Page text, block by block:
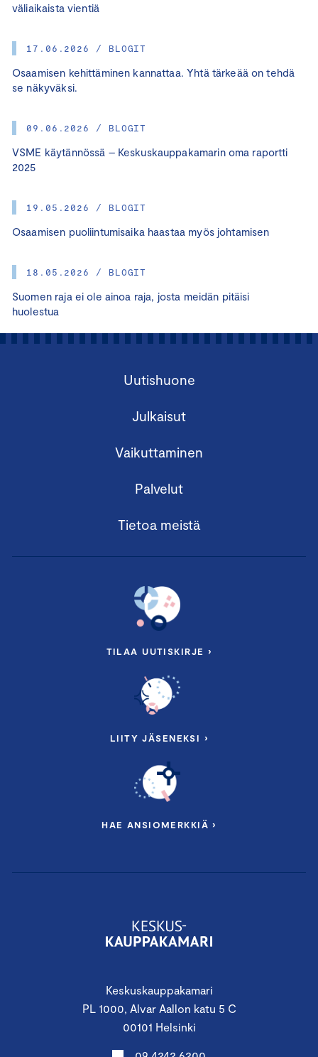
väliaikaista vientiä
17.06.2026 / BLOGIT
Osaamisen kehittäminen kannattaa. Yhtä tärkeää on tehdä
se näkyväksi.
09.06.2026 / BLOGIT
VSME käytännössä – Keskuskauppakamarin oma raportti
2025
19.05.2026 / BLOGIT
Osaamisen puoliintumisaika haastaa myös johtamisen
18.05.2026 / BLOGIT
Suomen raja ei ole ainoa raja, josta meidän pitäisi
huolestua
Keskuskauppakamari
PL 1000, Alvar Aallon katu 5 C
00101 Helsinki
Uutishuone
Julkaisut
Vaikuttaminen
Palvelut
Tietoa meistä
TILAA UUTISKIRJE ›
LIITY JÄSENEKSI ›
HAE ANSIOMERKKIÄ ›